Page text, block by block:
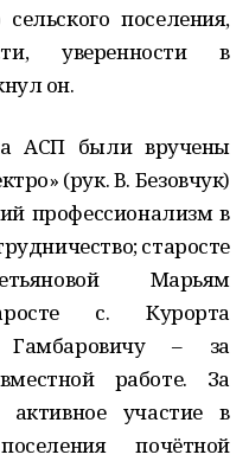
поселения,
уверенности в
он.
АСП были вручены
(рук. В. Безовчук)
профессионализм в
старосте
Марьям
с. Курорта
Гамбаровичу – за
работе. За
участие в
почётной